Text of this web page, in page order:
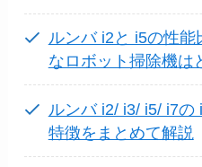
ルンバ i2と i5の性能
なロボット掃除機は
ルンバ i2/ i3/ i5/ i7の
特徴をまとめて解説